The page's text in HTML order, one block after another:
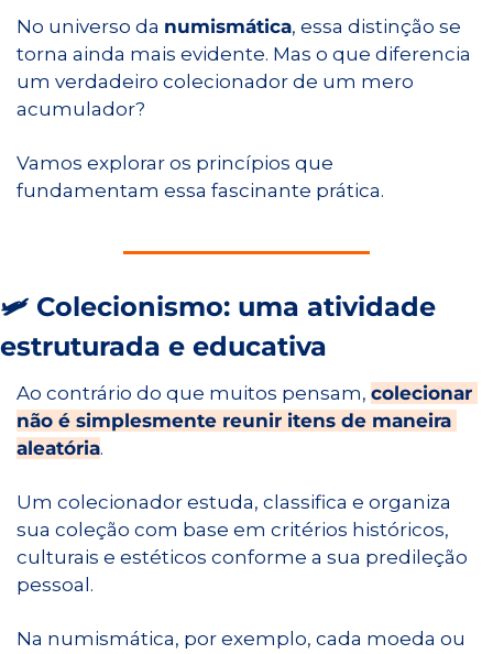
No universo da numismática, essa distinção se
torna ainda mais evidente. Mas o que diferencia
um verdadeiro colecionador de um mero
acumulador?
Vamos explorar os princípios que
fundamentam essa fascinante prática.
🛩 Colecionismo: uma atividade
estruturada e educativa
Ao contrário do que muitos pensam, colecionar
não é simplesmente reunir itens de maneira
aleatória.
Um colecionador estuda, classifica e organiza
sua coleção com base em critérios históricos,
culturais e estéticos conforme a sua predileção
pessoal.
Na numismática, por exemplo, cada moeda ou